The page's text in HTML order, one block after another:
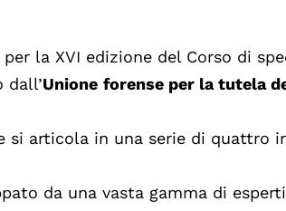
la XVI edizione del Corso di
Unione forense per la tutela
si articola in una serie di quattro
da una vasta gamma di